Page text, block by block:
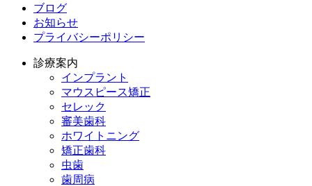
ブログ
お知らせ
プライバシーポリシー
診療案内
インプラント
マウスピース矯正
セレック
審美歯科
ホワイトニング
矯正歯科
虫歯
歯周病